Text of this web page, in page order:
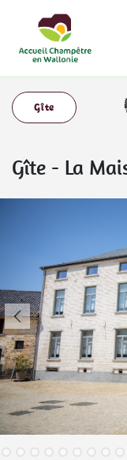
Gîte
Gîte - La